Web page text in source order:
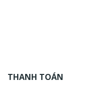
THANH TOÁN